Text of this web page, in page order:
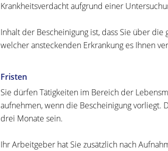
Krankheitsverdacht aufgrund einer
Inhalt der Bescheinigung ist, dass Sie über
welcher ansteckenden Erkrankung es Ihnen
Fristen
Sie dürfen Tätigkeiten im Bereich der
aufnehmen, wenn die Bescheinigung vorliegt.
drei Monate sein.
Ihr Arbeitgeber hat Sie zusätzlich nach